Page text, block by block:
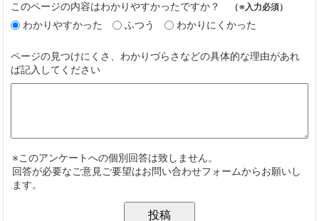
このページの内容はわかりやすかったですか？ （※入力必須）
わかりやすかった ふつう わかりにくかった
ページの見つけにくさ、わかりづらさなどの具体的な理由があれ
ば記入してください
※このアンケートへの個別回答は致しません。
回答が必要なご意見ご要望はお問い合わせフォームからお願いし
ます。